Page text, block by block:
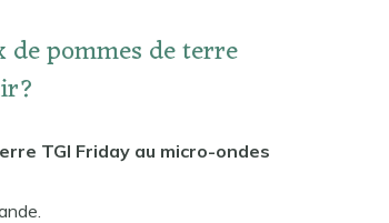
de pommes de terre
TGI Friday au micro-ondes